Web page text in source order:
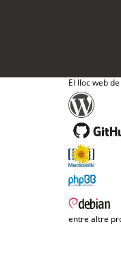
El lloc web
entre altre